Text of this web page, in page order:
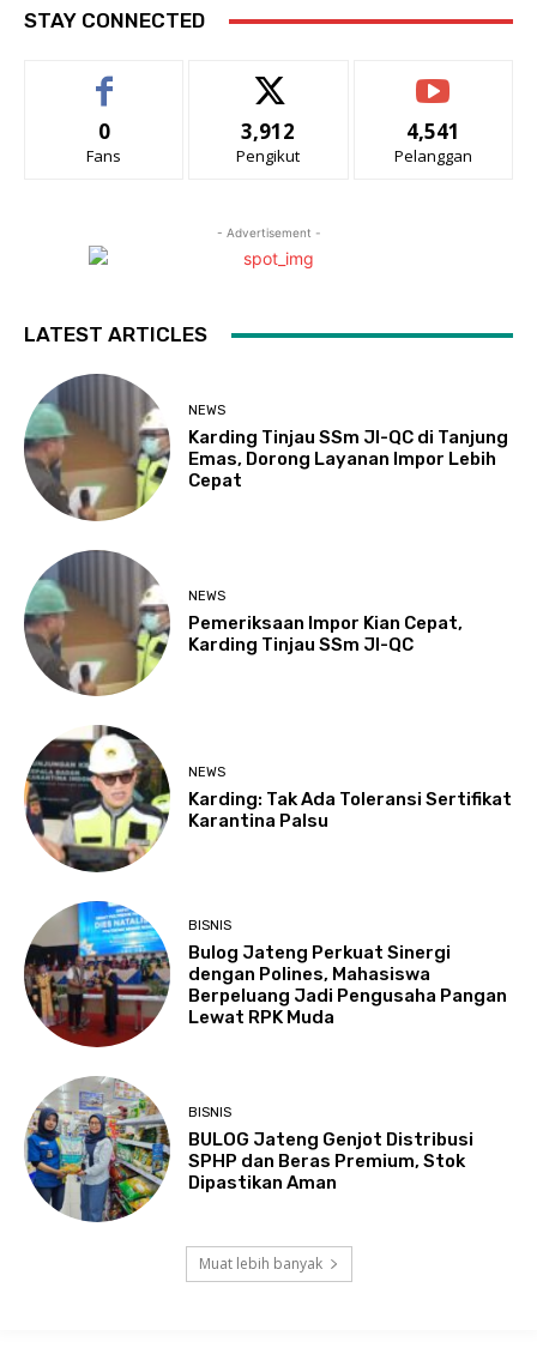
STAY CONNECTED
0
Fans
3,912
Pengikut
4,541
Pelanggan
- Advertisement -
LATEST ARTICLES
NEWS
Karding Tinjau SSm JI-QC di Tanjung
Emas, Dorong Layanan Impor Lebih
Cepat
NEWS
Pemeriksaan Impor Kian Cepat,
Karding Tinjau SSm JI-QC
NEWS
Karding: Tak Ada Toleransi Sertifikat
Karantina Palsu
BISNIS
Bulog Jateng Perkuat Sinergi
dengan Polines, Mahasiswa
Berpeluang Jadi Pengusaha Pangan
Lewat RPK Muda
BISNIS
BULOG Jateng Genjot Distribusi
SPHP dan Beras Premium, Stok
Dipastikan Aman
Muat lebih banyak